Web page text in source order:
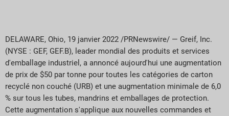
DELAWARE, Ohio, 19 janvier 2022 /PRNewswire/ — Greif, Inc.
(NYSE : GEF, GEF.B), leader mondial des produits et services
d'emballage industriel, a annoncé aujourd'hui une augmentation
de prix de $50 par tonne pour toutes les catégories de carton
recyclé non couché (URB) et une augmentation minimale de 6,0
% sur tous les tubes, mandrins et emballages de protection.
Cette augmentation s'applique aux nouvelles commandes et